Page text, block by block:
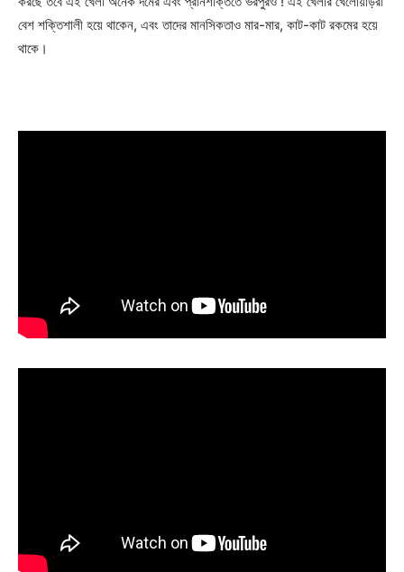
Subscription Plans
My account
বেশ শক্তিশালী হয়ে থাকেন, এবং তাদের মানসিকতাও মার-মার, কাট-কাট রকমের হয়ে
থাকে।